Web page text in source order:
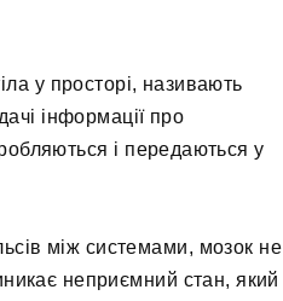
у просторі, називають
інформації про
і передаються у
між системами, мозок не
неприємний стан, який